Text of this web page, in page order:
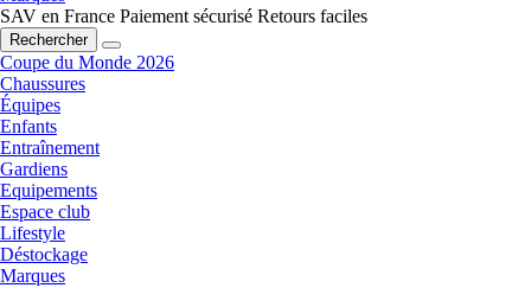
SAV en France Paiement sécurisé Retours faciles
Rechercher
Coupe du Monde 2026
Chaussures
Équipes
Enfants
Entraînement
Gardiens
Equipements
Espace club
Lifestyle
Déstockage
Marques